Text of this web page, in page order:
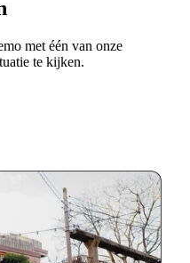
met één van onze
te kijken.